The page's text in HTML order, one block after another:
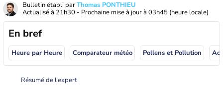
Bulletin établi parThomas PONTHIEU
Actualisé à 21h30 - Prochaine mise à jour à 03h45 (heure locale)
En bref
Heure par Heure Comparateur météo Pollens et Pollution
Résumé de l’expert